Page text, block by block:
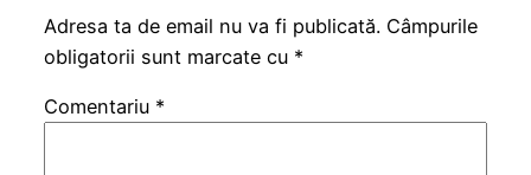
Adresa ta de email nu va fi publicată. Câmpurile
obligatorii sunt marcate cu *
Comentariu *